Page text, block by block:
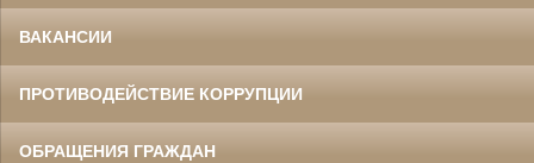
ВАКАНСИИ
ПРОТИВОДЕЙСТВИЕ КОРРУПЦИИ
ОБРАЩЕНИЯ ГРАЖДАН